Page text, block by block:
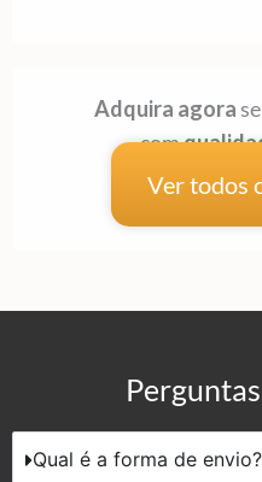
Adquira agora
com
Ver todos
Qual é a forma de envio?